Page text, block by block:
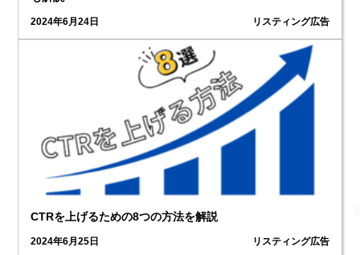
2024年6月24日 リスティング広告
CTRを上げるための8つの方法を解説
2024年6月25日 リスティング広告